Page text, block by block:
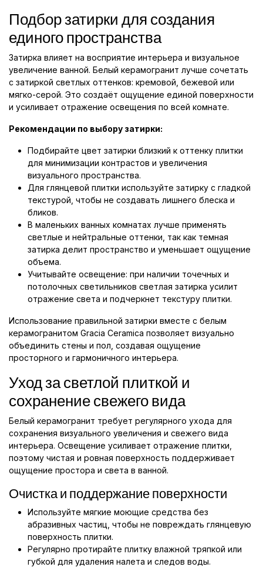
Подбор затирки для создания
единого пространства
Затирка влияет на восприятие интерьера и визуальное
увеличение ванной. Белый керамогранит лучше сочетать
с затиркой светлых оттенков: кремовой, бежевой или
мягко-серой. Это создаёт ощущение единой поверхности
и усиливает отражение освещения по всей комнате.
Рекомендации по выбору затирки:
Подбирайте цвет затирки близкий к оттенку плитки
для минимизации контрастов и увеличения
визуального пространства.
Для глянцевой плитки используйте затирку с гладкой
текстурой, чтобы не создавать лишнего блеска и
бликов.
В маленьких ванных комнатах лучше применять
светлые и нейтральные оттенки, так как темная
затирка делит пространство и уменьшает ощущение
объема.
Учитывайте освещение: при наличии точечных и
потолочных светильников светлая затирка усилит
отражение света и подчеркнет текстуру плитки.
Использование правильной затирки вместе с белым
керамогранитом Gracia Ceramica позволяет визуально
объединить стены и пол, создавая ощущение
просторного и гармоничного интерьера.
Уход за светлой плиткой и
сохранение свежего вида
Белый керамогранит требует регулярного ухода для
сохранения визуального увеличения и свежего вида
интерьера. Освещение усиливает отражение плитки,
поэтому чистая и ровная поверхность поддерживает
ощущение простора и света в ванной.
Очистка и поддержание поверхности
Используйте мягкие моющие средства без
абразивных частиц, чтобы не повреждать глянцевую
поверхность плитки.
Регулярно протирайте плитку влажной тряпкой или
губкой для удаления налета и следов воды.